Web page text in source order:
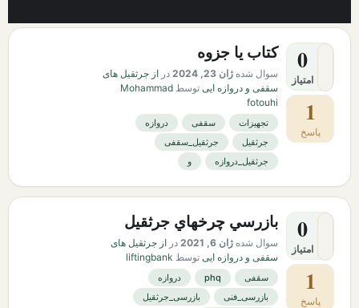
0
امتیاز
1
پاسخ
کتاب یا جزوه
سوال شده ژان 23, 2024 در از جرثقیل های
سقفی و دروازه ایی توسط Mohammad
fotouhi
تجهیزات سقفی
دروازه
جرثقیل
جرثقیل_سقفی
جرثقیل_دروازه
و
0
امتیاز
1
پاسخ
بازرسي چرخهاي جرثقيل
سوال شده ژان 6, 2021 در از جرثقیل های
سقفی و دروازه ایی توسط liftingbank
سقفی phq
دروازه
بازرسی_فنی
بازرسی_جرثقیل